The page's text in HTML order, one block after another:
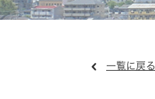
一覧に戻る